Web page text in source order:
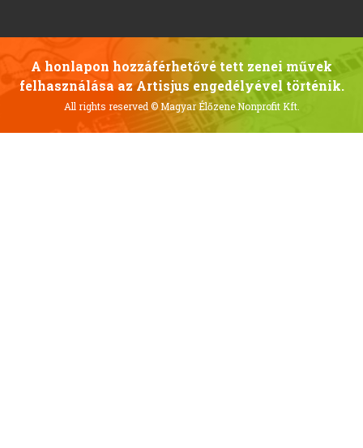
A honlapon hozzáférhetővé tett zenei művek
felhasználása az Artisjus engedélyével történik.
All rights reserved © Magyar Élőzene Nonprofit Kft.